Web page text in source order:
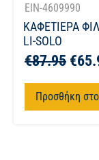
EIN-4609990
ΚΑΦΕΤΙΕΡΑ
LI-SOLO
€87.95 €
Προσθήκη